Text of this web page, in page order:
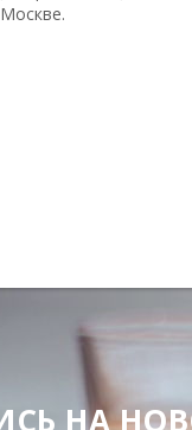
НА